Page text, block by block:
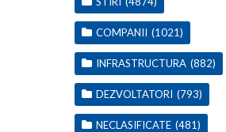
COMPANII (1021)
INFRASTRUCTURA (882)
DEZVOLTATORI (793)
NECLASIFICATE (481)